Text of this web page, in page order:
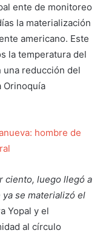
ente de monitoreo
la materialización
americano. Este
la temperatura del
una reducción del
Orinoquía
hombre de
ciento, luego llegó a
se materializó el
Yopal y el
al círculo